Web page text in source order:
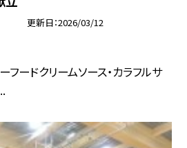
更新日 2026/03/12
ーフードクリームソース・カラフルサ